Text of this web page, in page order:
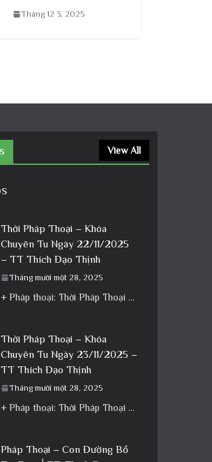
Tháng 12 3, 2025
View All
Thời Pháp Thoại – Khóa
Chuyên Tu Ngày 22/11/2025
– TT Thích Đạo Thịnh
Tháng mười một 28, 2025
+ Pháp thoại: Thời Pháp Thoại – Khóa Chuyên Tu Ngày 22/11/2025 – TT Thích Đạo Thịnh + Album: Pháp
Thời Pháp Thoại – Khóa
Chuyên Tu Ngày 23/11/2025 –
TT Thích Đạo Thịnh
Tháng mười một 28, 2025
+ Pháp thoại: Thời Pháp Thoại – Khóa Chuyên Tu Ngày 23/11/2025 – TT Thích Đạo Thịnh + Album: Pháp
Pháp Thoại – Con Đường Bồ